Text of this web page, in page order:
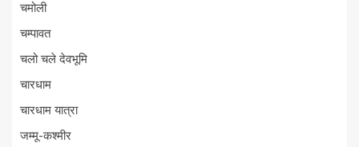
चमोली
चम्पावत
चलो चले देवभूमि
चारधाम
चारधाम यात्रा
जम्मू-कश्मीर